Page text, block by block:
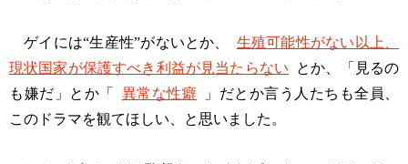
ゲイには“生産性”がないとか、
生殖可能性がない以上、
現状国家が保護すべき利益が見当たらない
とか、「見るの
も嫌だ」とか「
異常な性癖
」だとか言う人たちも全員、
このドラマを観てほしい、と思いました。